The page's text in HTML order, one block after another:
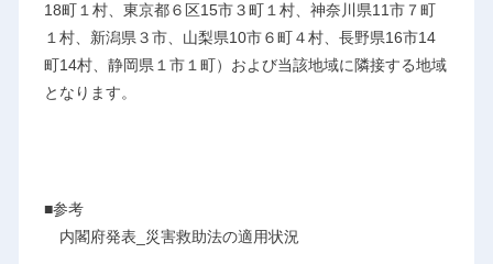
18町１村、東京都６区15市３町１村、神奈川県11市７町
１村、新潟県３市、山梨県10市６町４村、長野県16市14
町14村、静岡県１市１町）および当該地域に隣接する地域
となります。
■参考
内閣府発表_災害救助法の適用状況